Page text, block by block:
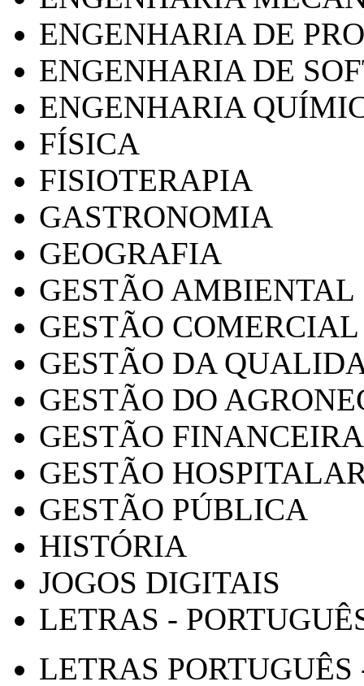
ENGENHARIA DE
ENGENHARIA DE
ENGENHARIA
FÍSICA
FISIOTERAPIA
GASTRONOMIA
GEOGRAFIA
GESTÃO AMBIENTAL
GESTÃO COMERCIAL
GESTÃO DA
GESTÃO DO
GESTÃO FINANCEIRA
GESTÃO
GESTÃO PÚBLICA
HISTÓRIA
JOGOS DIGITAIS
LETRAS -
LETRAS